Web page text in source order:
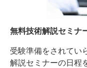
無料技術解説セミナ
受験準備をされてい
解説セミナーの日程